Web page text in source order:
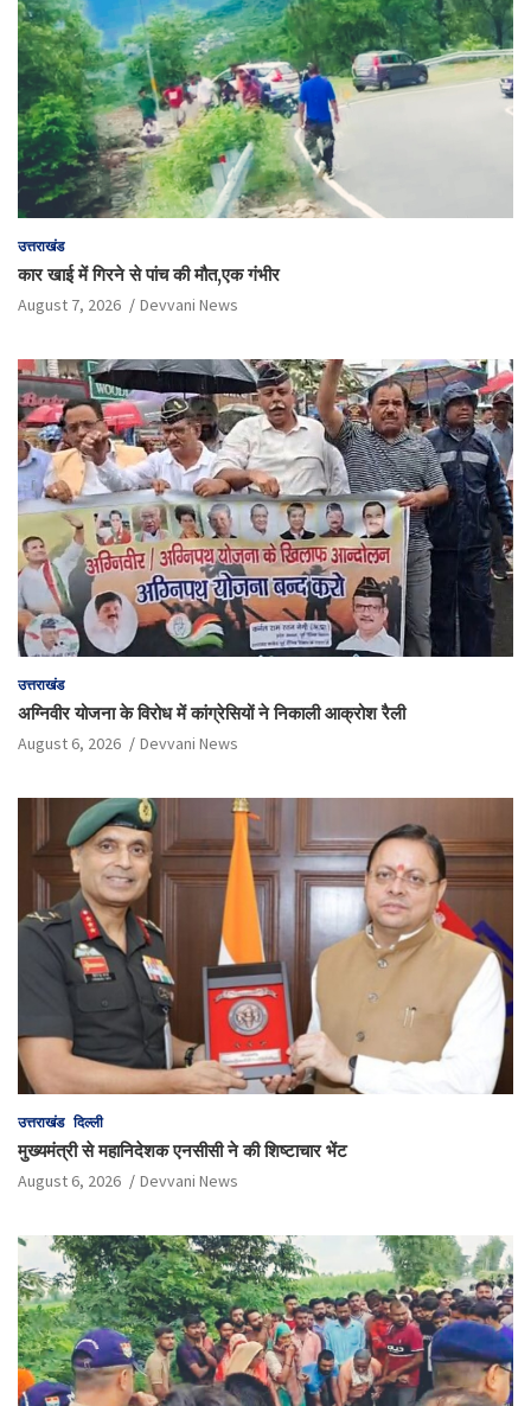
उत्तराखंड
कार खाई में गिरने से पांच की मौत,एक गंभीर
August 7, 2026 Devvani News
उत्तराखंड
अग्निवीर योजना के विरोध में कांग्रेसियों ने निकाली आक्रोश रैली
August 6, 2026 Devvani News
उत्तराखंड दिल्ली
मुख्यमंत्री से महानिदेशक एनसीसी ने की शिष्टाचार भेंट
August 6, 2026 Devvani News